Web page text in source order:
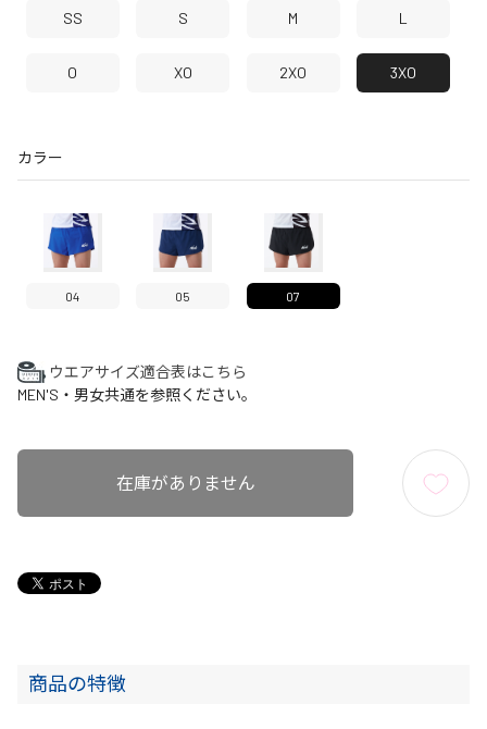
SS S M L
O XO 2XO 3XO
カラー
04 05 07
ウエアサイズ適合表はこちら
MEN'S・男女共通を参照ください。
在庫がありません
商品の特徴